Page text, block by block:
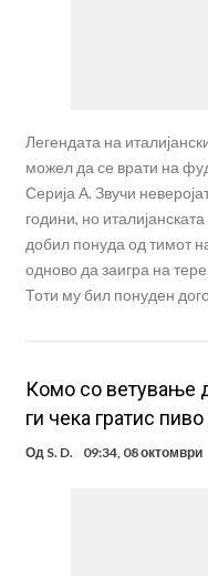
Легендата на
можел да се врати на
Серија А. Звучи
години, но
добил понуда од тимот
одново да заигра на
Тоти му бил понуден
Комо со ветување
ги чека гратис
Од S. D. 09:34, 08 октомври